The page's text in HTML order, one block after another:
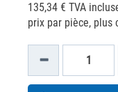
135,34 € TVA
prix par pièce, plus